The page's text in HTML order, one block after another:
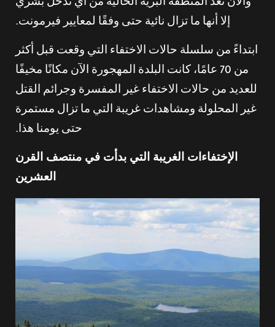
والآن تُعَدُّ المنطقة البرية الخالية من أي تدخل بشري
إلا أنها ما تزال نائية حتى وفقًا لمعايير فيرمونت.
ابتداءً من سلسلة حالات الاختفاء التي وقعت قبل أكثر
من 70 عامًا، كانت البلدة المهجورة الآن مكانًا مخيفًا
للعديد من حالات الاختفاء غير المفسرة وجرائم القتل
غير المحلولة ومشاهدات غريبة التي ما تزال مستمرة
حتى يومنا هذا.
الإختفاءات الغريبة التي بدأت في منتصف القرن
العشرين